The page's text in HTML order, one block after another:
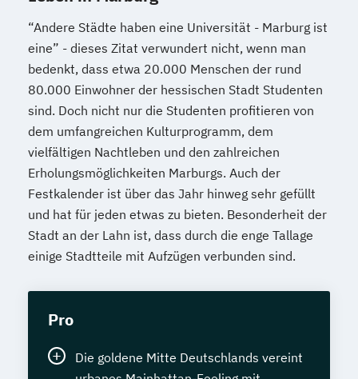
“Andere Städte haben eine Universität - Marburg ist
eine” - dieses Zitat verwundert nicht, wenn man
bedenkt, dass etwa 20.000 Menschen der rund
80.000 Einwohner der hessischen Stadt Studenten
sind. Doch nicht nur die Studenten profitieren von
dem umfangreichen Kulturprogramm, dem
vielfältigen Nachtleben und den zahlreichen
Erholungsmöglichkeiten Marburgs. Auch der
Festkalender ist über das Jahr hinweg sehr gefüllt
und hat für jeden etwas zu bieten. Besonderheit der
Stadt an der Lahn ist, dass durch die enge Tallage
einige Stadtteile mit Aufzügen verbunden sind.
Pro
Die goldene Mitte Deutschlands vereint